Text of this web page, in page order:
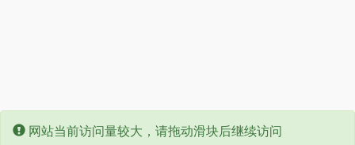
Error:
网站当前访问量较大，请拖动滑块后继续访问